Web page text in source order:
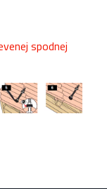
spodnej